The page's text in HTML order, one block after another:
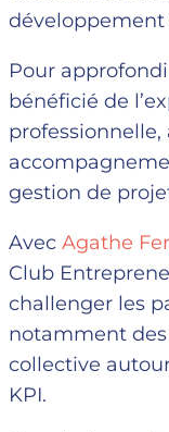
développement
Pour
bénéficié de
gestion de
Avec Agathe
Club
challenger les
notamment des
collective
KPI.